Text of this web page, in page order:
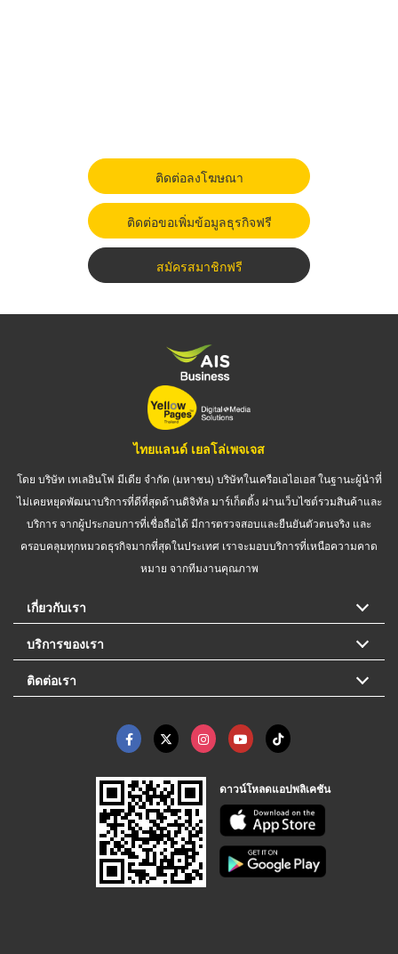
ติดต่อลงโฆษณา
ติดต่อขอเพิ่มข้อมูลธุรกิจฟรี
สมัครสมาชิกฟรี
ไทยแลนด์ เยลโล่เพจเจส
โดย บริษัท เทเลอินโฟ มีเดีย จำกัด (มหาชน) บริษัทในเครือเอไอเอส ในฐานะผู้นำที่
ไม่เคยหยุดพัฒนาบริการที่ดีที่สุดด้านดิจิทัล มาร์เก็ตติ้ง ผ่านเว็บไซต์รวมสินค้าและ
บริการ จากผู้ประกอบการที่เชื่อถือได้ มีการตรวจสอบและยืนยันตัวตนจริง และ
ครอบคลุมทุกหมวดธุรกิจมากที่สุดในประเทศ เราจะมอบบริการที่เหนือความคาด
หมาย จากทีมงานคุณภาพ
เกี่ยวกับเรา
บริการของเรา
ติดต่อเรา
ดาวน์โหลดแอปพลิเคชัน